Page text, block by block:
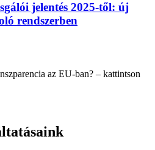
jelentés 2025-től: új
rendszerben
az EU-ban? – kattintson